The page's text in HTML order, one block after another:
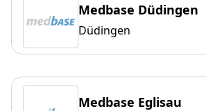
Medbase Düdingen
Düdingen
Medbase Eglisau